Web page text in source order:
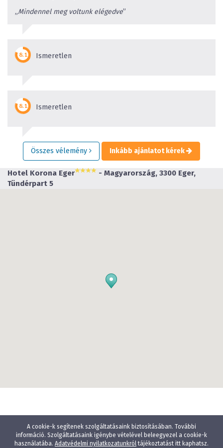
A cookie-k segítenek szolgáltatásaink biztosításában. További
információ. Szolgáltatásaink igénybe vételével beleegyezel a cookie-k
használatába. Adatvédelmi nyilatkozatunkróltájékoztatást itt kaphatsz.
„Mindennel meg voltunk elégedve”
Ismeretlen
Ismeretlen
Összes vélemény Inkább ajánlatot kérek
Hotel Korona Eger
- Magyarország, 3300 Eger,
Tündérpart 5